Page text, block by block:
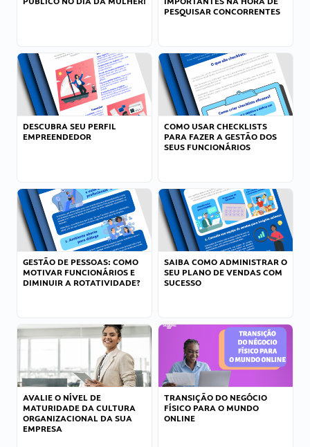
PESQUISAR CONCORRENTES
DESCUBRA SEU PERFIL
EMPREENDEDOR
COMO USAR CHECKLISTS
PARA FAZER A GESTÃO DOS
SEUS FUNCIONÁRIOS
GESTÃO DE PESSOAS: COMO
MOTIVAR FUNCIONÁRIOS E
DIMINUIR A ROTATIVIDADE?
SAIBA COMO ADMINISTRAR O
SEU PLANO DE VENDAS COM
SUCESSO
AVALIE O NÍVEL DE
MATURIDADE DA CULTURA
ORGANIZACIONAL DA SUA
EMPRESA
TRANSIÇÃO DO NEGÓCIO
FÍSICO PARA O MUNDO
ONLINE